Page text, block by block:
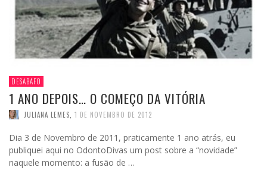
DESABAFO
1 ANO DEPOIS… O COMEÇO DA VITÓRIA
JULIANA LEMES 1 DE NOVEMBRO DE 2012
Dia 3 de Novembro de 2011, praticamente 1 ano atrás, eu
publiquei aqui no OdontoDivas um post sobre a “novidade”
naquele momento: a fusão de …